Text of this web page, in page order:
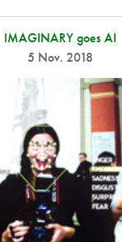
IMAGINARY goes AI
5 Nov. 2018